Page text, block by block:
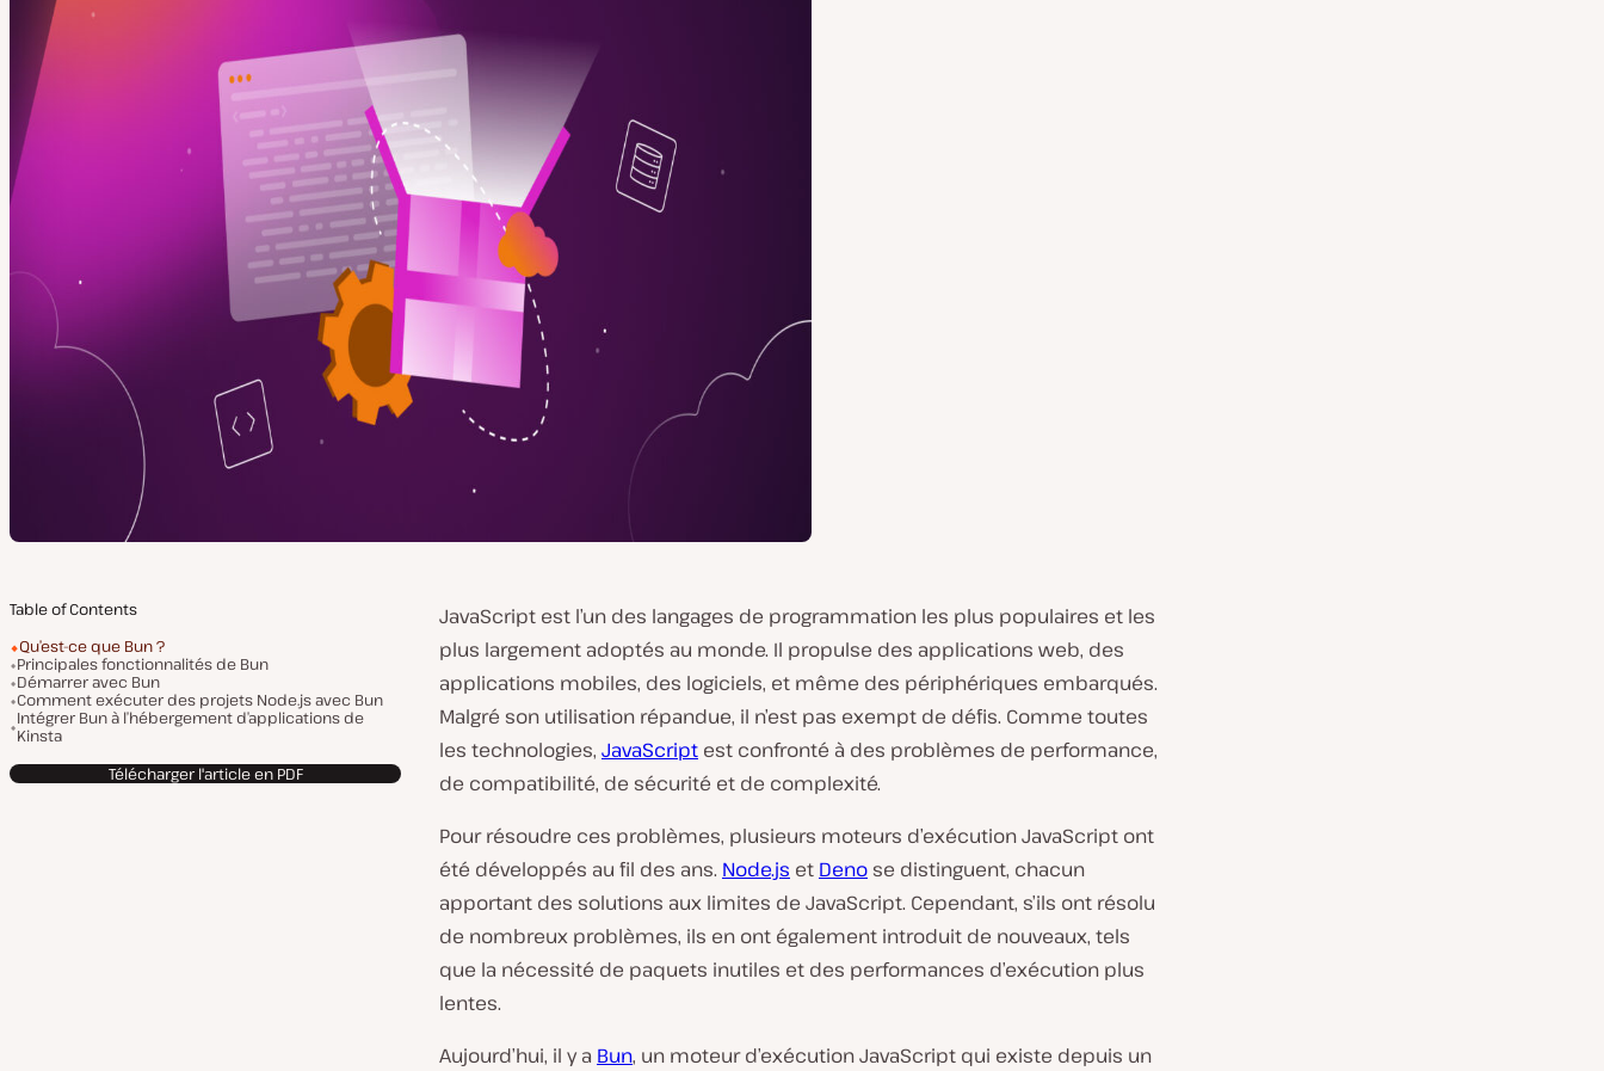
Table of Contents
Qu’est-ce que Bun ?
Principales fonctionnalités de Bun
Démarrer avec Bun
Comment exécuter des projets Node.js avec Bun
Intégrer Bun à l’hébergement d’applications de
Kinsta
Télécharger l'article en PDF
JavaScript est l’un des langages de programmation les plus populaires et les
plus largement adoptés au monde. Il propulse des applications web, des
applications mobiles, des logiciels, et même des périphériques embarqués.
Malgré son utilisation répandue, il n’est pas exempt de défis. Comme toutes
les technologies, JavaScript est confronté à des problèmes de performance,
de compatibilité, de sécurité et de complexité.
Pour résoudre ces problèmes, plusieurs moteurs d’exécution JavaScript ont
été développés au fil des ans. Node.js et Deno se distinguent, chacun
apportant des solutions aux limites de JavaScript. Cependant, s’ils ont résolu
de nombreux problèmes, ils en ont également introduit de nouveaux, tels
que la nécessité de paquets inutiles et des performances d’exécution plus
lentes.
Aujourd’hui, il y a Bun, un moteur d’exécution JavaScript qui existe depuis un